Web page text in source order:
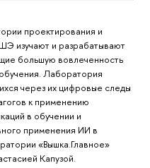
проектирования и
изучают и разрабатывают
большую вовлеченность
Лаборатория
через их цифровые следы
к применению
в обучении и
применения ИИ в
«Вышка.Главное»
Капузой.